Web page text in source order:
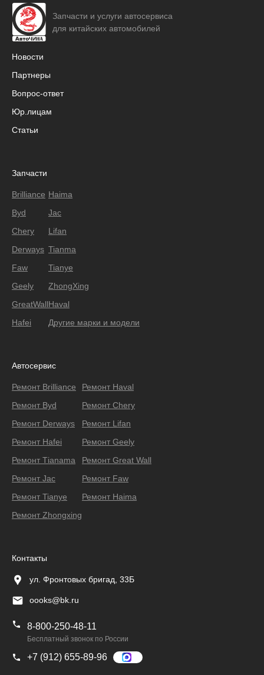
Запчасти и услуги автосервиса
для китайских автомобилей
Новости
Партнеры
Вопрос-ответ
Юр.лицам
Статьи
Запчасти
Brilliance
Byd
Chery
Derways
Faw
Geely
GreatWall
Hafei
Haima
Jac
Lifan
Tianma
Tianye
ZhongXing
Haval
Другие марки и модели
Автосервис
Ремонт Brilliance
Ремонт Byd
Ремонт Derways
Ремонт Hafei
Ремонт Тianama
Ремонт Jac
Ремонт Tianye
Ремонт Zhongxing
Ремонт Haval
Ремонт Chery
Ремонт Lifan
Ремонт Geely
Ремонт Great Wall
Ремонт Faw
Ремонт Haima
Контакты
ул. Фронтовых бригад, 33Б
oooks@bk.ru
8-800-250-48-11
Бесплатный звонок по России
+7 (912) 655-89-96